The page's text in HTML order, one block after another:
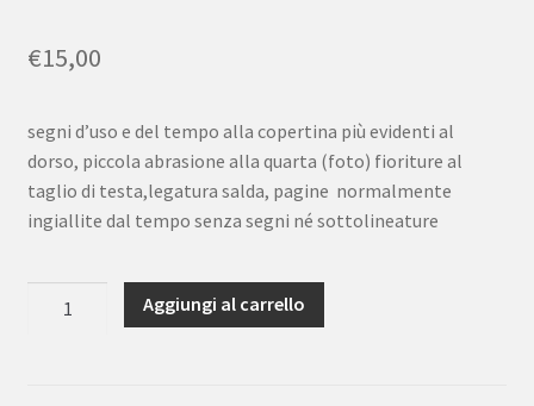
€15,00
segni d’uso e del tempo alla copertina più evidenti al
dorso, piccola abrasione alla quarta (foto) fioriture al
taglio di testa,legatura salda, pagine normalmente
ingiallite dal tempo senza segni né sottolineature
Aggiungi al carrello